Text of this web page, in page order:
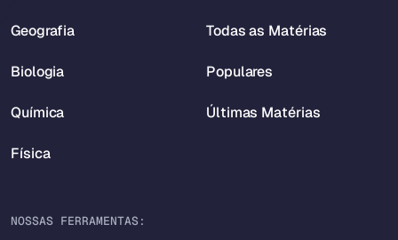
Geografia
Biologia
Química
Física
Todas as Matérias
Populares
Últimas Matérias
NOSSAS FERRAMENTAS: